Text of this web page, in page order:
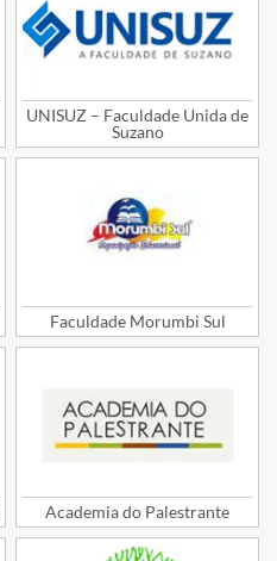
UNISUZ – Faculdade Unida de
Suzano
Faculdade Morumbi Sul
Academia do Palestrante